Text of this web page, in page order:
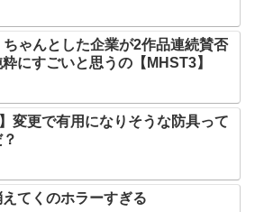
ちゃんとした企業が2作品連続賛否
にすごいと思うの【MHST3】
変更で有用になりそうな防具って
てくのホラーすぎる